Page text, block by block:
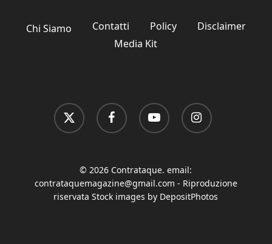
Chi Siamo Contatti Policy
Disclaimer
Media Kit
x-
twitter
facebook youtube instagram
© 2026 Contrataque. email:
contrataquemagazine@gmail.com - Riproduzione
riservata Stock images by DepositPhotos